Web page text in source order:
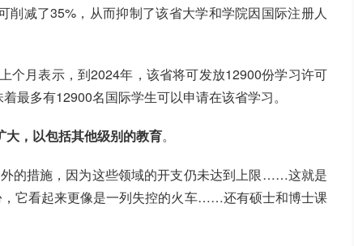
削减了35%，从而抑制了该省大学和学院因国际注册人
个月表示，到2024年，该省将可发放12900份学习许可
最多有12900名国际学生可以申请在该省学习。
大，以包括其他级别的教育。
的措施，因为这些领域的开支仍未达到上限……这就是
它看起来更像是一列失控的火车……还有硕士和博士课